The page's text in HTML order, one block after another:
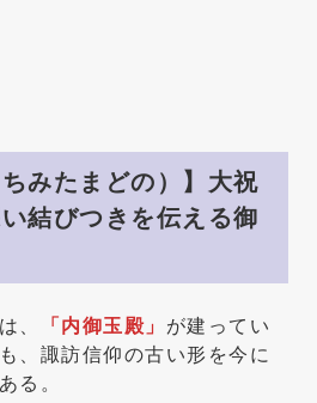
ちみたまどの）】大祝
結びつきを伝える御
、 「内御玉殿」 が建ってい
、諏訪信仰の古い形を今に
る。